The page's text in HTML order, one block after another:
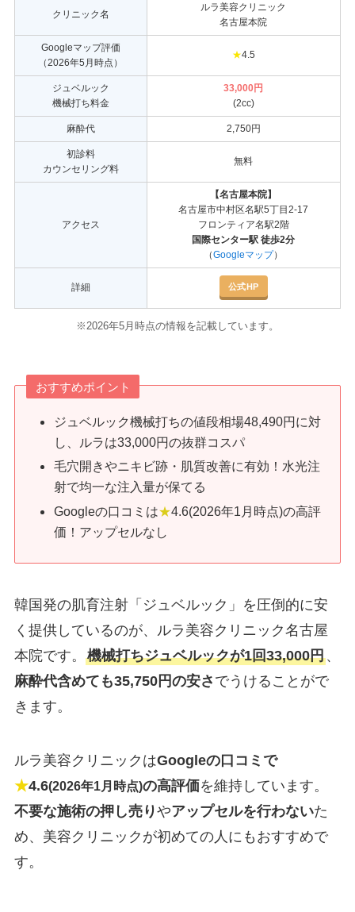
クリニック名
ルラ美容クリニック
名古屋本院
Googleマップ評価
（2026年5月時点）
★4.5
ジュベルック
機械打ち料金
33,000円
(2cc)
麻酔代 2,750円
初診料
カウンセリング料
無料
アクセス
【名古屋本院】
名古屋市中村区名駅5丁目2-17
フロンティア名駅2階
国際センター駅 徒歩2分
（Googleマップ）
詳細 公式HP
※2026年5月時点の情報を記載しています。
おすすめポイント
ジュベルック機械打ちの値段相場48,490円に対
し、ルラは33,000円の抜群コスパ
毛穴開きやニキビ跡・肌質改善に有効！水光注
射で均一な注入量が保てる
Googleの口コミは★4.6(2026年1月時点)の高評
価！アップセルなし
韓国発の肌育注射「ジュベルック」を圧倒的に安
く提供しているのが、ルラ美容クリニック名古屋
本院です。 機械打ちジュベルックが1回33,000円、
麻酔代含めても35,750円の安さ でうけることがで
きます。
ルラ美容クリニックはGoogleの口コミで
★4.6(2026年1月時点)の高評価を維持しています。
不要な施術の押し売りやアップセルを行わないた
め、美容クリニックが初めての人にもおすすめで
す。